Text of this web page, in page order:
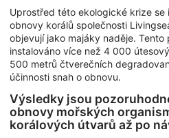
Uprostřed této ekologické krize
obnovy korálů společnosti
objevují jako majáky naděje.
instalováno více než 4 000
500 metrů čtverečních
účinnosti snah o obnovu.
Výsledky jsou
obnovy mořských
korálových útvarů až po